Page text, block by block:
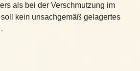
als bei der Verschmutzung im
kein unsachgemäß gelagertes